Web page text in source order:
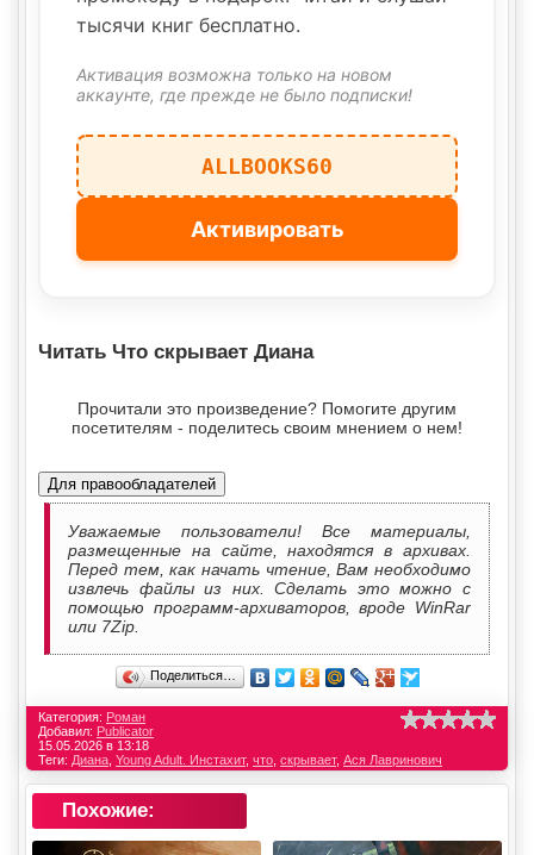
тысячи книг бесплатно.
Активация возможна только на новом
аккаунте, где прежде не было подписки!
ALLBOOKS60
Активировать
Читать Что скрывает Диана
Прочитали это произведение? Помогите другим
посетителям - поделитесь своим мнением о нем!
Для правообладателей
Уважаемые пользователи! Все материалы,
размещенные на сайте, находятся в архивах.
Перед тем, как начать чтение, Вам необходимо
извлечь файлы из них. Сделать это можно с
помощью программ-архиваторов, вроде WinRar
или 7Zip.
Поделиться…
Категория: Роман
Добавил: Publicator
15.05.2026 в 13:18
Теги: Диана Young Adult. Инстахит, что скрывает, Ася Лавринович
Похожие: